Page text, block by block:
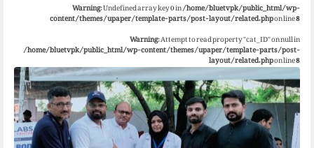
Warning: Undefined array key 0 in/home/bluetvpk/public_html/wp-
content/themes/upaper/template-parts/post-layout/related.phpon line8
Warning: Attempt to read property "cat_ID" on null in
/home/bluetvpk/public_html/wp-content/themes/upaper/template-parts/post-
layout/related.phpon line8